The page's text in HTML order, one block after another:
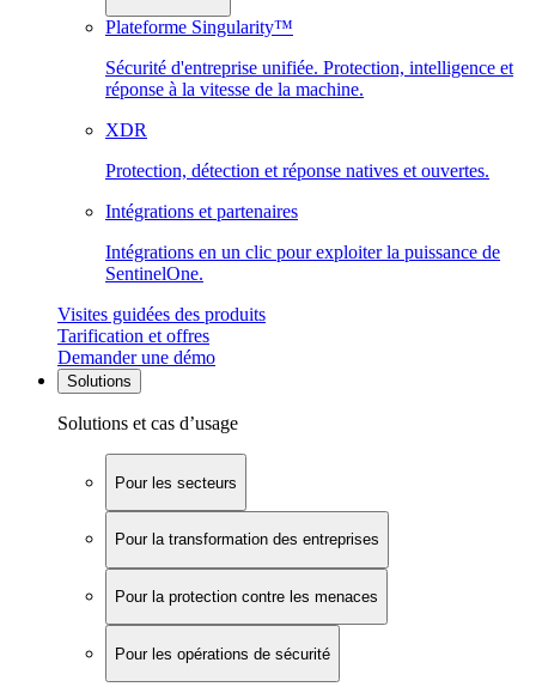
Plateforme Singularity™
Sécurité d'entreprise unifiée. Protection, intelligence et
réponse à la vitesse de la machine.
XDR
Protection, détection et réponse natives et ouvertes.
Intégrations et partenaires
Intégrations en un clic pour exploiter la puissance de
SentinelOne.
Visites guidées des produits
Tarification et offres
Demander une démo
Solutions
Solutions et cas d’usage
Pour les secteurs
Pour la transformation des entreprises
Pour la protection contre les menaces
Pour les opérations de sécurité